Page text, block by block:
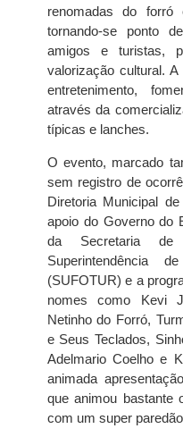
renomadas do forró
tornando-se ponto
amigos e turistas,
valorização cultural.
entretenimento,
através da
típicas e lanches.
O evento, marcado
sem registro de
Diretoria Municipal
apoio do Governo do
da Secretaria
Superintendência
(SUFOTUR) e a
nomes como Kevi
Netinho do Forró,
e Seus Teclados,
Adelmario Coelho e
animada
que animou bastante
com um super